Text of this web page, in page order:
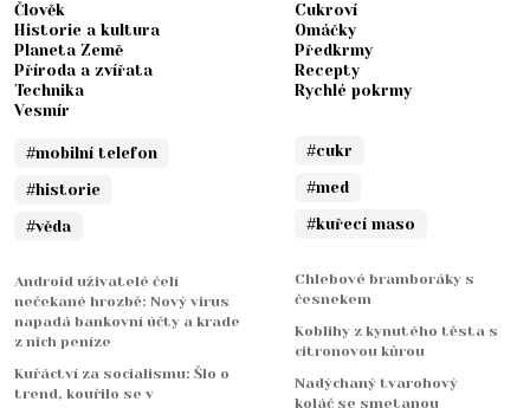
Člověk
Historie a kultura
Planeta Země
Příroda a zvířata
Technika
Vesmír
#mobilní telefon
#historie
#věda
Android uživatelé čelí
nečekané hrozbě: Nový virus
napadá bankovní účty a krade
z nich peníze
Kuřáctví za socialismu: Šlo o
trend, kouřilo se v
Cukroví
Omáčky
Předkrmy
Recepty
Rychlé pokrmy
#cukr
#med
#kuřecí maso
Chlebové bramboráky s
česnekem
Koblihy z kynutého těsta s
citronovou kůrou
Nadýchaný tvarohový
koláč se smetanou